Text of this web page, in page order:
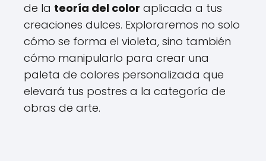
de la teoría del color aplicada a tus
creaciones dulces. Exploraremos no solo
cómo se forma el violeta, sino también
cómo manipularlo para crear una
paleta de colores personalizada que
elevará tus postres a la categoría de
obras de arte.